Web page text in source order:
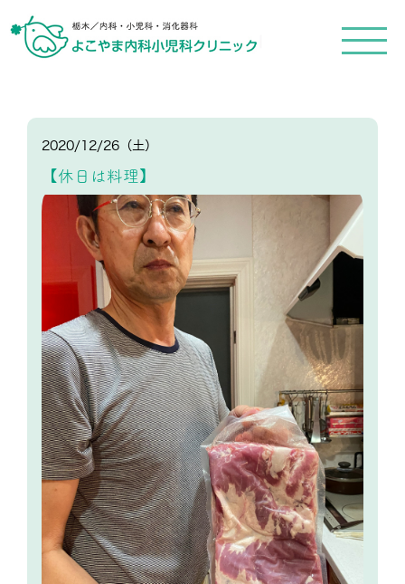
メ
ニ
ュ
2020/12/26（土）
【休日は料理】